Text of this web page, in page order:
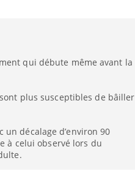
qui débute même avant la
plus susceptibles de bâiller
un décalage d’environ 90
à celui observé lors du
alopécie… Les symptômes de la